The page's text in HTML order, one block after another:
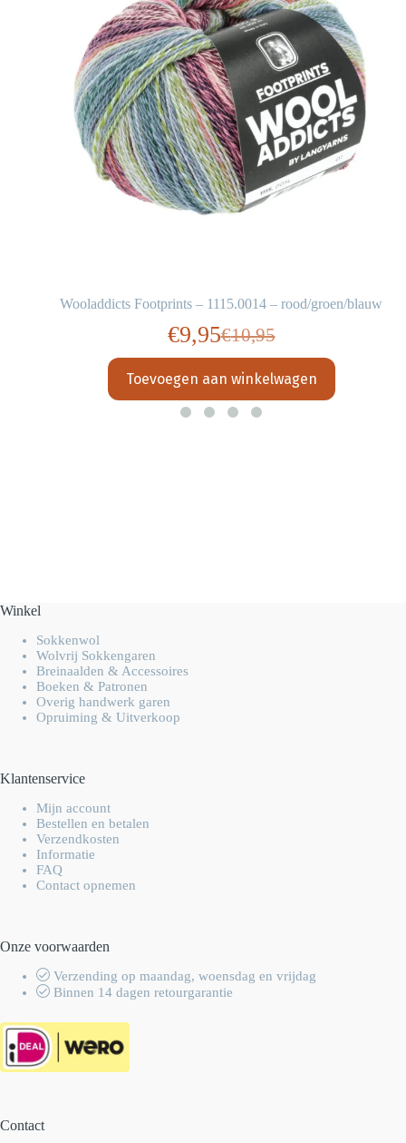
Wooladdicts Footprints – 1115.0014 – rood/groen/blauw
€10,95
Oorspronkelijke
prijs
was:
€9,95Huidige
prijs
is:
Toevoegen aan winkelwagen
Winkel
Sokkenwol
Wolvrij Sokkengaren
Breinaalden & Accessoires
Boeken & Patronen
Overig handwerk garen
Opruiming & Uitverkoop
Klantenservice
Mijn account
Bestellen en betalen
Verzendkosten
Informatie
FAQ
Contact opnemen
Onze voorwaarden
Verzending op maandag, woensdag en vrijdag
Binnen 14 dagen retourgarantie
Contact